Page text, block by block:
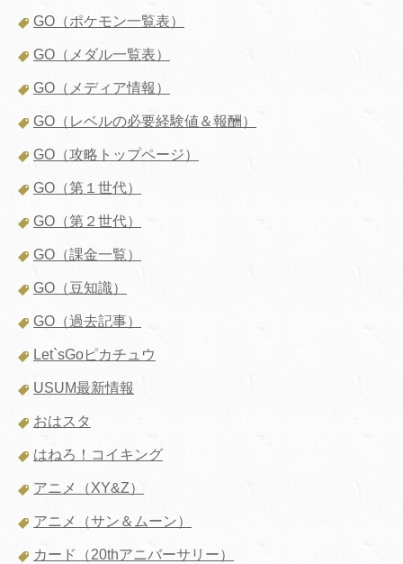
GO（ポケモン一覧表）
GO（メダル一覧表）
GO（メディア情報）
GO（レベルの必要経験値＆報酬）
GO（攻略トップページ）
GO（第１世代）
GO（第２世代）
GO（課金一覧）
GO（豆知識）
GO（過去記事）
Let`sGoピカチュウ
USUM最新情報
おはスタ
はねろ！コイキング
アニメ（XY&Z）
アニメ（サン＆ムーン）
カード（20thアニバーサリー）